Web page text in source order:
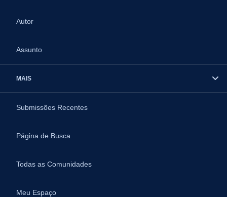
Autor
Assunto
MAIS
Submissões Recentes
Página de Busca
Todas as Comunidades
Meu Espaço